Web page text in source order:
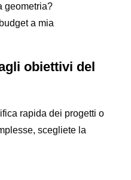
geometria?
a mia
obiettivi del
rapida dei progetti o
scegliete la